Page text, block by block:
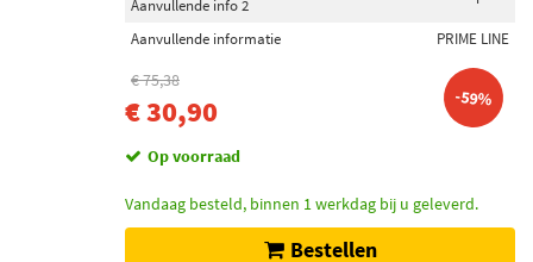
Aanvullende info 2
Aanvullende informatie PRIME LINE
€ 75,38
€ 30,90 -59%
Op voorraad
Vandaag besteld, binnen 1 werkdag bij u geleverd.
Bestellen